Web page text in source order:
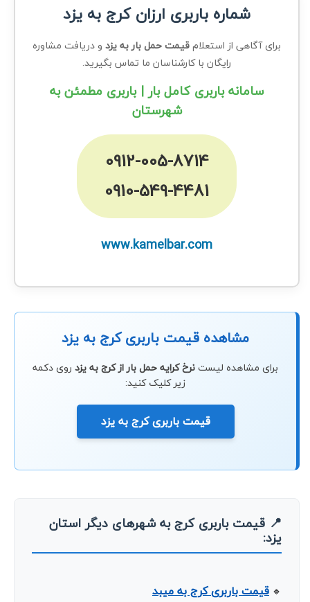
شماره باربری ارزان کرج به یزد
برای آگاهی از استعلامقیمت حمل بار به یزد و دریافت مشاوره
رایگان با کارشناسان ما تماس بگیرید.
سامانه باربری کامل بار | باربری مطمئن به
شهرستان
0912-005-8714
0910-549-4481
www.kamelbar.com
مشاهده قیمت باربری کرج به یزد
برای مشاهده لیستنرخ کرایه حمل بار از کرج به یزد روی دکمه
زیر کلیک کنید:
قیمت باربری کرج به یزد
📍 قیمت باربری کرج به شهرهای دیگر استان
یزد:
🔹 قیمت باربری کرج به میبد